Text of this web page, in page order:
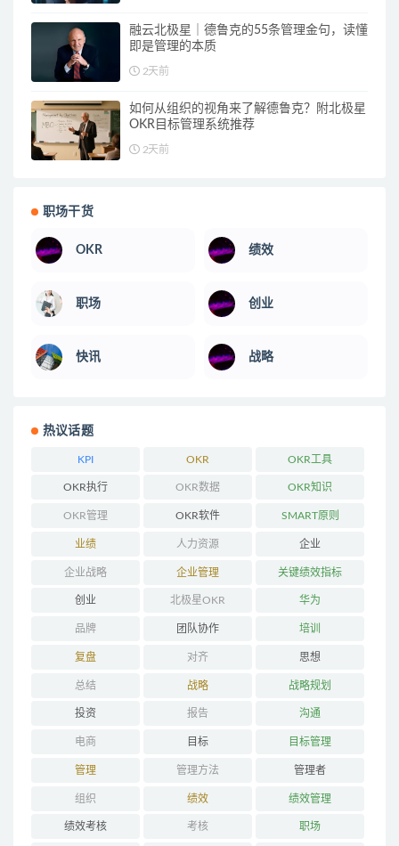
融云北极星｜德鲁克的55条管理金句，读懂
即是管理的本质
2天前
如何从组织的视角来了解德鲁克？附北极星
OKR目标管理系统推荐
2天前
职场干货
OKR 绩效
职场 创业
快讯 战略
热议话题
KPI OKR OKR工具
OKR执行 OKR数据 OKR知识
OKR管理 OKR软件 SMART原则
业绩 人力资源 企业
企业战略 企业管理 关键绩效指标
创业 北极星OKR 华为
品牌 团队协作 培训
复盘 对齐 思想
总结 战略 战略规划
投资 报告 沟通
电商 目标 目标管理
管理 管理方法 管理者
组织 绩效 绩效管理
绩效考核 考核 职场